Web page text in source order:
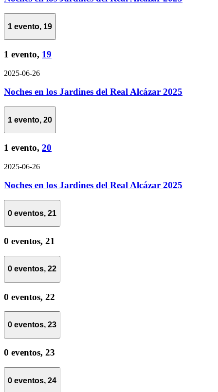
1 evento, 19
1 evento, 19
2025-06-26
Noches en los Jardines del Real Alcázar 2025
1 evento, 20
1 evento, 20
2025-06-26
Noches en los Jardines del Real Alcázar 2025
0 eventos, 21
0 eventos, 21
0 eventos, 22
0 eventos, 22
0 eventos, 23
0 eventos, 23
0 eventos, 24